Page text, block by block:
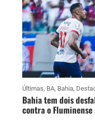
Últimas BA, Bahia
Bahia tem dois
contra o